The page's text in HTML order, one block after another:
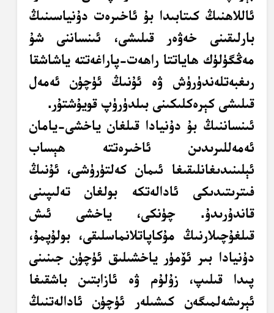
ئاللاھنىڭ كىتابىدا بۇ ئاخىرەت دۇنياسىنىڭ
بارلىقىنى خەۋەر قىلىشى، ئىنساننى شۇ
مەڭگۈلۈك ھاياتتا راھەت-پاراغەتتە ياشاشقا
رىغبەتلەندۈرۈش ۋە ئۇنىڭ ئۈچۈن ئەمەل
قىلىشى كېرەكلىكىنى بىلدۈرۈپ قويۇشتۇر.
ئىنساننىڭ بۇ دۇنيادا قىلغان ياخشى-يامان
ئەمەللىرىدىن ئاخىرەتتە ھېساب
ئېلىنىدىغانلىقىغا ئىمان كەلتۈرۈشى، ئۇنىڭ
فىترىتىدىكى ئادالەتكە بولغان تەلىپىنى
قاندۇرىدۇ. چۈنكى، ياخشى ئىش
قىلغۇچىلارنىڭ مۇكاپاتلانماسلىقى، بولۇپمۇ،
دۇنيادا بىر ئۆمۈر ياخشىلىق ئۈچۈن جىنىنى
پىدا قىلىپ، زۇلۇم ۋە ئازابتىن باشقىغا
ئېرىشەلمىگەن كىشىلەر ئۈچۈن ئادالەتنىڭ